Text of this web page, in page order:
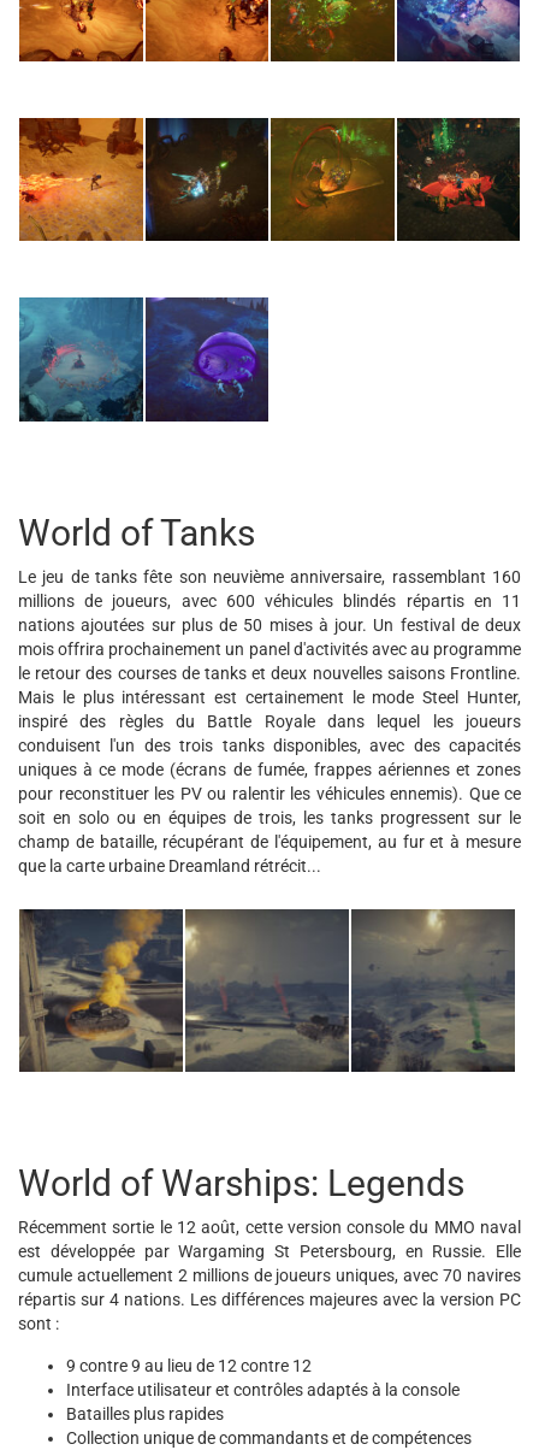
World of Tanks
Le jeu de tanks fête son neuvième anniversaire, rassemblant 160
millions de joueurs, avec 600 véhicules blindés répartis en 11
nations ajoutées sur plus de 50 mises à jour. Un festival de deux
mois offrira prochainement un panel d'activités avec au programme
le retour des courses de tanks et deux nouvelles saisons Frontline.
Mais le plus intéressant est certainement le mode Steel Hunter,
inspiré des règles du Battle Royale dans lequel les joueurs
conduisent l'un des trois tanks disponibles, avec des capacités
uniques à ce mode (écrans de fumée, frappes aériennes et zones
pour reconstituer les PV ou ralentir les véhicules ennemis). Que ce
soit en solo ou en équipes de trois, les tanks progressent sur le
champ de bataille, récupérant de l'équipement, au fur et à mesure
que la carte urbaine Dreamland rétrécit...
World of Warships: Legends
Récemment sortie le 12 août, cette version console du MMO naval
est développée par Wargaming St Petersbourg, en Russie. Elle
cumule actuellement 2 millions de joueurs uniques, avec 70 navires
répartis sur 4 nations. Les différences majeures avec la version PC
sont :
9 contre 9 au lieu de 12 contre 12
Interface utilisateur et contrôles adaptés à la console
Batailles plus rapides
Collection unique de commandants et de compétences